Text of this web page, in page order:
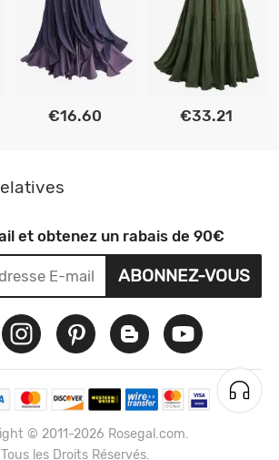
€16.60 €33.21
et obtenez un rabais de 90€
ABONNEZ-VOUS
© 2011-2026 Rosegal.com.
Tous les Droits Réservés.